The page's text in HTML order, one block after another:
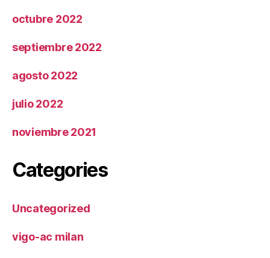
octubre 2022
septiembre 2022
agosto 2022
julio 2022
noviembre 2021
Categories
Uncategorized
vigo-ac milan